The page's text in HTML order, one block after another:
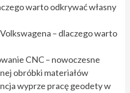
warto odkrywać własny
– dlaczego warto
CNC – nowoczesne
obróbki materiałów
wyprze pracę geodety w